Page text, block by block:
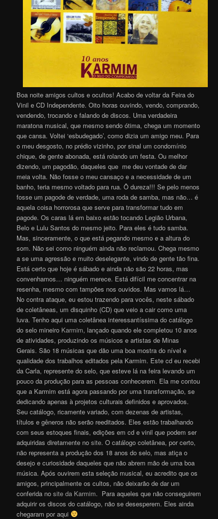
Boa noite amigos cultos e ocultos! Acabo de voltar da Feira do
Vinil e CD Independente. Oito horas ouvindo, vendo, comprando,
vendendo, trocando e falando de discos. Uma verdadeira
maratona musical, que mesmo sendo ótima, chega um momento
que cansa. Voltei ‘esbudegado’, como dizia um amigo meu. Para
o meu desgosto, no prédio vizinho, por sinal um condomínio
chique, de gente abonada, está rolando um festa. Ou melhor
dizendo, um pagodão, daqueles que me deu vontade de dar
meia volta. Não fosse o meu cansaço e a necessidade de um
banho, teria mesmo voltado para rua. Ô dureza!!! Se pelo menos
fosse um pagode de verdade, uma roda de samba, mas não… é
aquela coisa horrorosa que serve para transformar tudo em
pagode. Os caras lá em baixo estão tocando Legião Urbana,
Belo e Lulu Santos do mesmo jeito. Para eles é tudo samba.
Mas, sinceramente, o que está pegando mesmo e a altura do
som. Não sei como ninguém ainda não reclamou. Chega mesmo
a se uma agressão e muito deselegante, vindo de gente tão fina.
Está certo que hoje é sábado e ainda não são 22 horas, mas
convenhamos… ninguém merece. Está difícil me concentrar na
resenha, mesmo com tampões nos ouvidos. Mas vamos lá…
No contra ataque, eu estou trazendo para vocês, neste sábado
de coletâneas, um disquinho (CD) que veio a cair como uma
luva. Tenho aqui uma coletânea interessantíssima do catálogo
do selo mineiro Karmim, lançado quando ele completou 10 anos
de atividades, produzindo os músicos e artistas de Minas
Gerais. São 18 músicas que dão uma boa mostra do nível e
qualidade dos trabalhos editados pela Karmim. Este cd eu recebi
da Carla, represente do selo, que esteve lá na feira levando um
pouco da produção para as pessoas conhecerem. Ela me contou
que a Karmim está agora passando por uma transformação, se
dedicando apenas à projetos culturais definidos e aprovados.
Seu catálogo, ricamente variado, com dezenas de artistas,
títulos e gêneros não serão reeditados. Eles estão trabalhando
com seus estoques finais, edições em cd e vinil que podem ser
adquiridas diretamente nosite. O catálogo coletânea, por certo,
não representa a produção dos 18 anos do selo, mas atiça o
desejo e curiosidade daqueles que não abrem mão de uma boa
música. Após ouvirem esta seleção musical, eu acredito que os
amigos, principalmente os cultos, não deixarão de dar um
conferida nosite da Karmim. Para aqueles que não conseguirem
adquirir os discos do catálogo, não se desesperem. Eles ainda
chegaram por aqui